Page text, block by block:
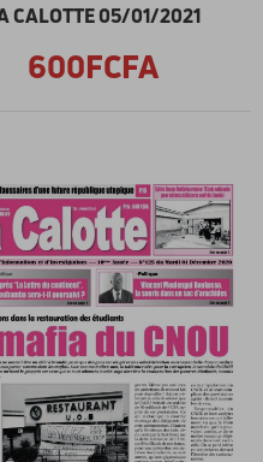
CALOTTE 05/01/2021
600FCFA